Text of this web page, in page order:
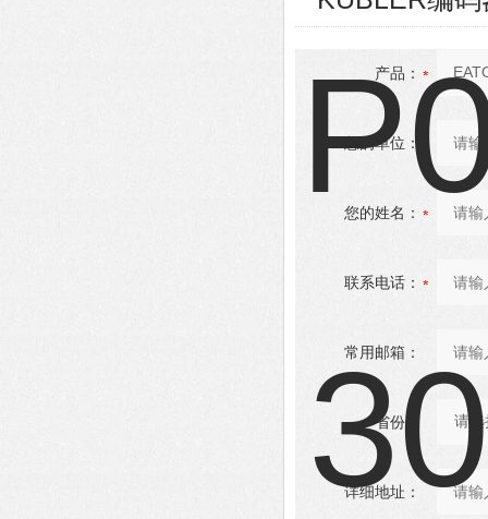
产品：
您的单位：
您的姓名：
联系电话：
常用邮箱：
省份：
详细地址：